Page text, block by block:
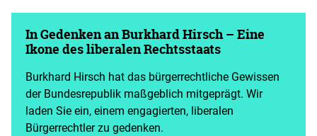
In Gedenken an Burkhard Hirsch – Eine
Ikone des liberalen Rechtsstaats
Burkhard Hirsch hat das bürgerrechtliche Gewissen
der Bundesrepublik maßgeblich mitgeprägt. Wir
laden Sie ein, einem engagierten, liberalen
Bürgerrechtler zu gedenken.